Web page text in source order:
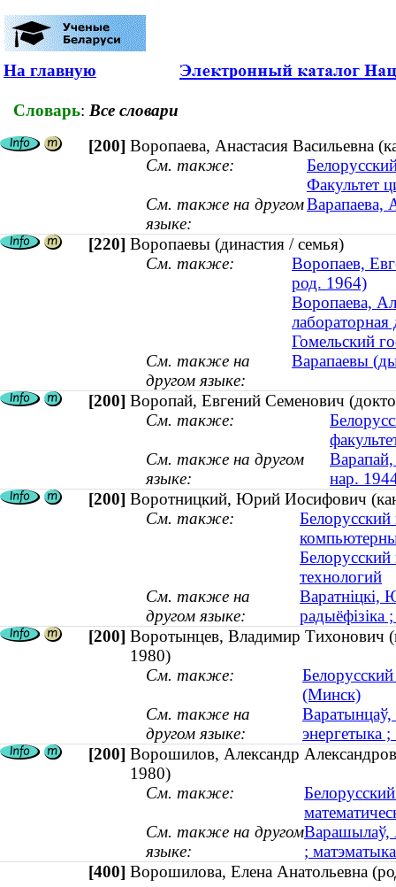
На главную
Словарь: Все словари
[200] Воропаева, Анастасия Васильевна
См. также:
Факультет
См. также на другом
языке:
Варапаева,
[220] Воропаевы (династия / семья)
См. также:
Воропаев,
род. 1964)
Воропаева,
Гомельский
См. также на
другом языке:
Варапаевы
[200] Воропай, Евгений Семенович
См. также:
См. также на другом
языке:
Варапай,
нар.
[200] Воротницкий, Юрий Иосифович
См. также:
технологий
См. также на
другом языке:
Варатнiцкi,
радыёфізіка
[200] Воротынцев, Владимир Тихонович
1980)
См. также:
(Минск)
См. также на
другом языке:
Варатынцаў,
энергетыка
[200] Ворошилов, Александр
1980)
См. также:
См. также на другом
языке:
Варашылаў,
;
[400] Ворошилова, Елена Анатольевна